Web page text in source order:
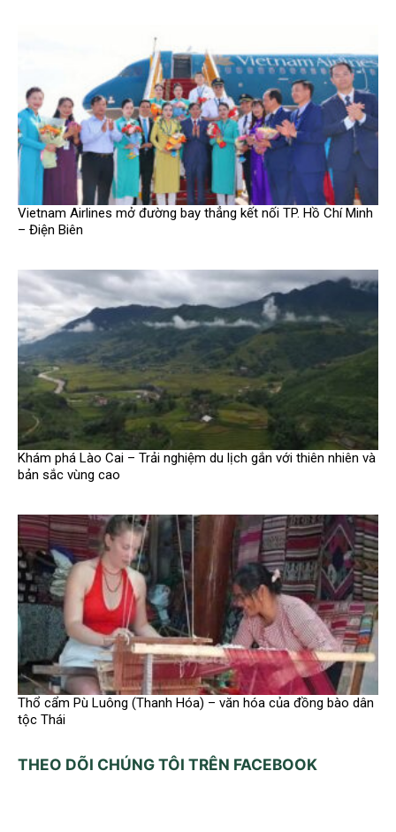
Vietnam Airlines mở đường bay thẳng kết nối TP. Hồ Chí Minh
– Điện Biên
Khám phá Lào Cai – Trải nghiệm du lịch gắn với thiên nhiên và
bản sắc vùng cao
Thổ cẩm Pù Luông (Thanh Hóa) – văn hóa của đồng bào dân
tộc Thái
THEO DÕI CHÚNG TÔI TRÊN FACEBOOK